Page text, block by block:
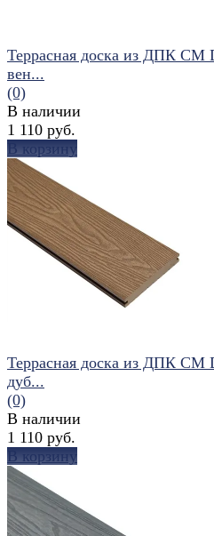
избранное сравнить
Террасная доска из ДПК
вен...
(0)
В наличии
1 110 руб.
В корзину
избранное сравнить
Террасная доска из ДПК
дуб...
(0)
В наличии
1 110 руб.
В корзину